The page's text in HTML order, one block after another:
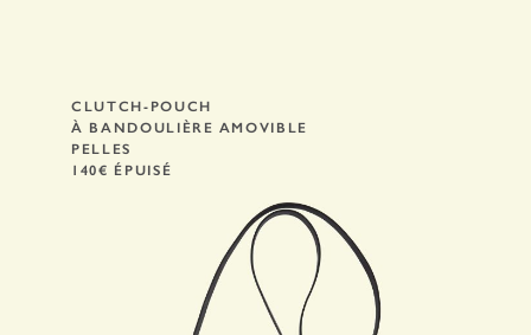
CLUTCH-POUCH
À BANDOULIÈRE AMOVIBLE
PELLES
140€ ÉPUISÉ